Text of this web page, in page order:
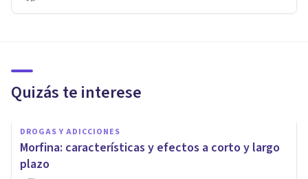
Quizás te interese
DROGAS Y ADICCIONES
Morfina: características y efectos a corto y largo
plazo